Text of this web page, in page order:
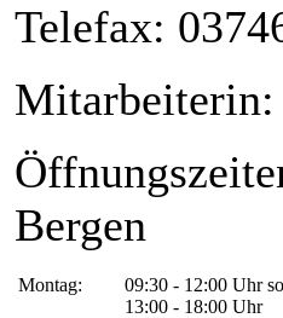
Telefax:
Mitarbeiterin:
Bergen
Montag:
09:30 - 12:00 Uhr
13:00 - 18:00 Uhr